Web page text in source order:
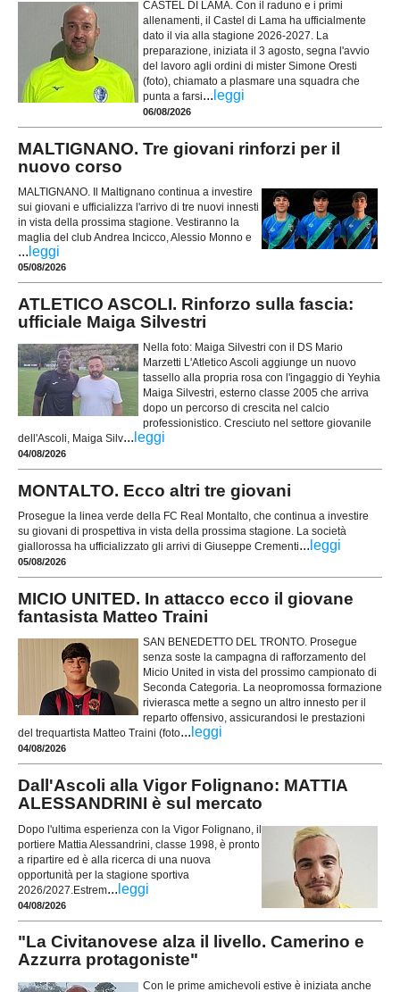
CASTEL DI LAMA. Con il raduno e i primi
allenamenti, il Castel di Lama ha ufficialmente
dato il via alla stagione 2026-2027. La
preparazione, iniziata il 3 agosto, segna l'avvio
del lavoro agli ordini di mister Simone Oresti
(foto), chiamato a plasmare una squadra che
punta a farsi... leggi
06/08/2026
MALTIGNANO. Tre giovani rinforzi per il
nuovo corso
MALTIGNANO. Il Maltignano continua a investire
sui giovani e ufficializza l'arrivo di tre nuovi innesti
in vista della prossima stagione. Vestiranno la
maglia del club Andrea Incicco, Alessio Monno e
... leggi
05/08/2026
ATLETICO ASCOLI. Rinforzo sulla fascia:
ufficiale Maiga Silvestri
Nella foto: Maiga Silvestri con il DS Mario
Marzetti L'Atletico Ascoli aggiunge un nuovo
tassello alla propria rosa con l'ingaggio di Yeyhia
Maiga Silvestri, esterno classe 2005 che arriva
dopo un percorso di crescita nel calcio
professionistico. Cresciuto nel settore giovanile
dell'Ascoli, Maiga Silv... leggi
04/08/2026
MONTALTO. Ecco altri tre giovani
Prosegue la linea verde della FC Real Montalto, che continua a investire
su giovani di prospettiva in vista della prossima stagione. La società
giallorossa ha ufficializzato gli arrivi di Giuseppe Crementi... leggi
05/08/2026
MICIO UNITED. In attacco ecco il giovane
fantasista Matteo Traini
SAN BENEDETTO DEL TRONTO. Prosegue
senza soste la campagna di rafforzamento del
Micio United in vista del prossimo campionato di
Seconda Categoria. La neopromossa formazione
rivierasca mette a segno un altro innesto per il
reparto offensivo, assicurandosi le prestazioni
del trequartista Matteo Traini (foto... leggi
04/08/2026
Dall'Ascoli alla Vigor Folignano: MATTIA
ALESSANDRINI è sul mercato
Dopo l'ultima esperienza con la Vigor Folignano, il
portiere Mattia Alessandrini, classe 1998, è pronto
a ripartire ed è alla ricerca di una nuova
opportunità per la stagione sportiva
2026/2027.Estrem... leggi
04/08/2026
"La Civitanovese alza il livello. Camerino e
Azzurra protagoniste"
Con le prime amichevoli estive è iniziata anche